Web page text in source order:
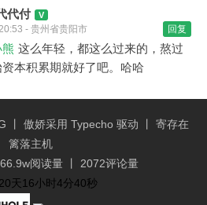
代付
- 贵州省贵阳市 回复
这么年轻，都这么过来的，熬过
资本积累期就好了吧。哈哈
丨 傲娇采用 Typecho 驱动 丨 寄存在
篱落主机
阅读量 丨 2072评论量
天16小时4分41秒